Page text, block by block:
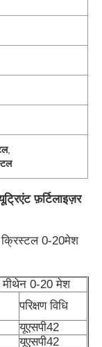
,
फ़र्टिलाइज़र
क्रिस्टल 0-20मेश
मीथेन 0-20 मेश
परिक्षण विधि
यूएसपी42
यूएसपी42